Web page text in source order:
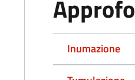
Inumazione